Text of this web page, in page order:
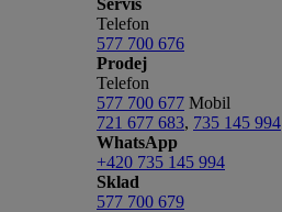
Servis
Telefon
577 700 676
Prodej
Telefon
577 700 677 Mobil
721 677 683, 735 145 994
WhatsApp
+420 735 145 994
Sklad
577 700 679